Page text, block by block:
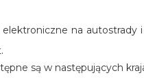
na
są w następujących